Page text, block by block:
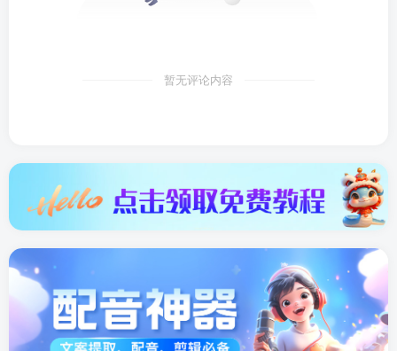
暂无评论内容